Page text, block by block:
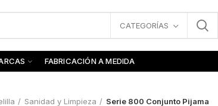
CATEGORÍAS
FABRICACIÓN A MEDIDA
Sanidad y Limpieza Serie 800 Conjunto Pijama